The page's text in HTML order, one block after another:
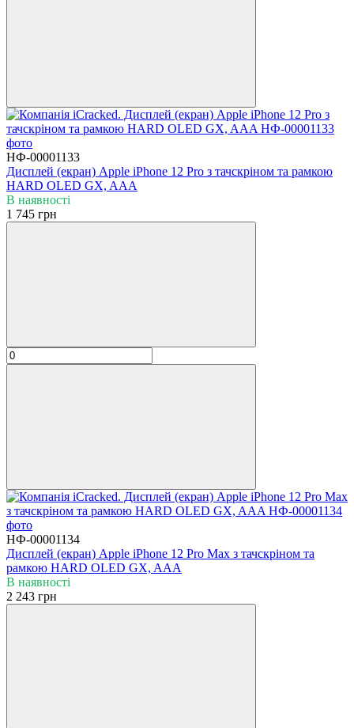
НФ-00001133
Дисплей (екран) Apple iPhone 12 Pro з тачскріном та рамкою
HARD OLED GX, AAA
В наявності
1 745 грн
НФ-00001134
Дисплей (екран) Apple iPhone 12 Pro Max з тачскріном та
рамкою HARD OLED GX, AAA
В наявності
2 243 грн